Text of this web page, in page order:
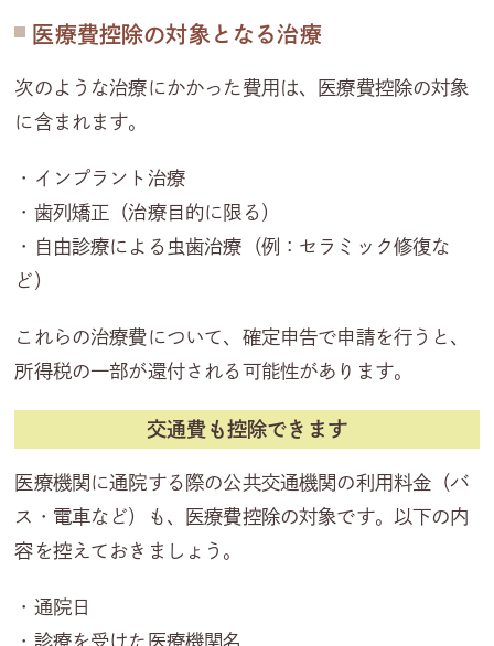
医療費控除の対象となる治療
次のような治療にかかった費用は、医療費控除の対象
に含まれます。
・インプラント治療
・歯列矯正（治療目的に限る）
・自由診療による虫歯治療（例：セラミック修復な
ど）
これらの治療費について、確定申告で申請を行うと、
所得税の一部が還付される可能性があります。
交通費も控除できます
医療機関に通院する際の公共交通機関の利用料金（バ
ス・電車など）も、医療費控除の対象です。以下の内
容を控えておきましょう。
・通院日
・診療を受けた医療機関名